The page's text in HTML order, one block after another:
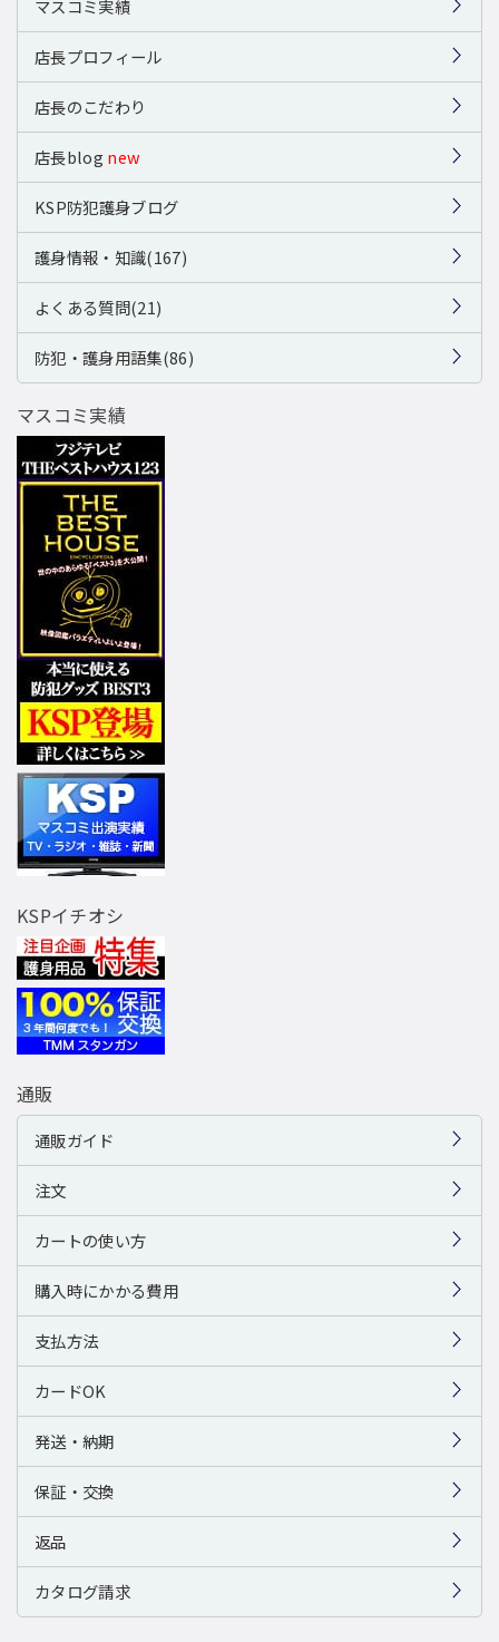
マスコミ実績
店長プロフィール
店長のこだわり
店長blog new
KSP防犯護身ブログ
護身情報・知識(167)
よくある質問(21)
防犯・護身用語集(86)
マスコミ実績
KSPイチオシ
通販
通販ガイド
注文
カートの使い方
購入時にかかる費用
支払方法
カードOK
発送・納期
保証・交換
返品
カタログ請求